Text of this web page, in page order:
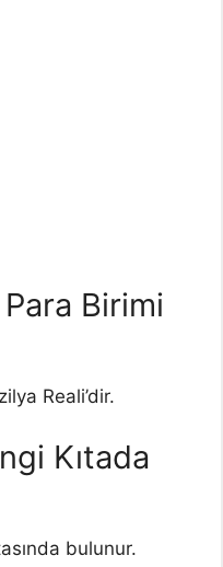
Para Birimi
Reali’dir.
Kıtada
bulunur.